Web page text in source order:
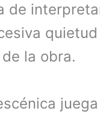
de
la obra.